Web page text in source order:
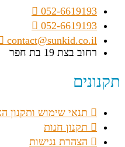
052-6619193
052-6619193
contact@sunkid.co.il
רחוב בצת 19 בת חפר
תקנונים
תנאי שימוש ותקנון
תקנון חנות
הצהרת נגישות